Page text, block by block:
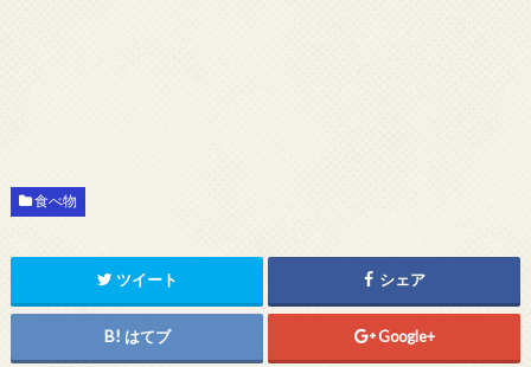
食べ物
ツイート シェア
はてブ Google+